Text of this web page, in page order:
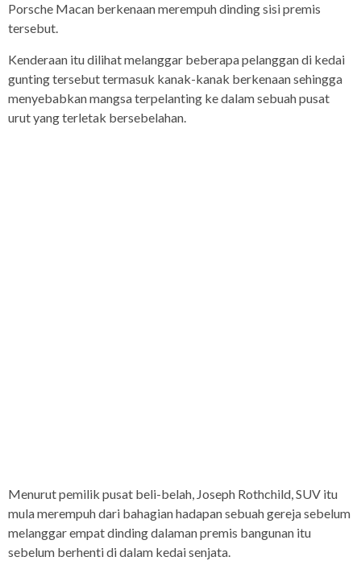
Porsche Macan berkenaan merempuh dinding sisi premis
tersebut.
Kenderaan itu dilihat melanggar beberapa pelanggan di kedai
gunting tersebut termasuk kanak-kanak berkenaan sehingga
menyebabkan mangsa terpelanting ke dalam sebuah pusat
urut yang terletak bersebelahan.
Menurut pemilik pusat beli-belah, Joseph Rothchild, SUV itu
mula merempuh dari bahagian hadapan sebuah gereja sebelum
melanggar empat dinding dalaman premis bangunan itu
sebelum berhenti di dalam kedai senjata.